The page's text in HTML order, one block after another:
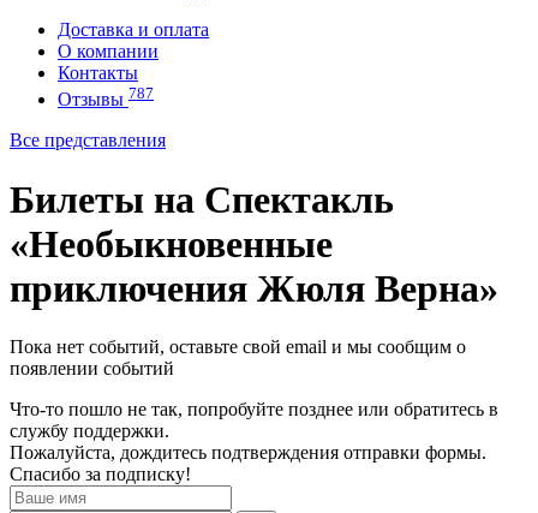
Доставка и оплата
О компании
Контакты
Отзывы 787
Все представления
Билеты на Спектакль
«Необыкновенные
приключения Жюля Верна»
Пока нет событий, оставьте свой email и мы сообщим о
появлении событий
Что-то пошло не так, попробуйте позднее или обратитесь в
службу поддержки.
Пожалуйста, дождитесь подтверждения отправки формы.
Спасибо за подписку!